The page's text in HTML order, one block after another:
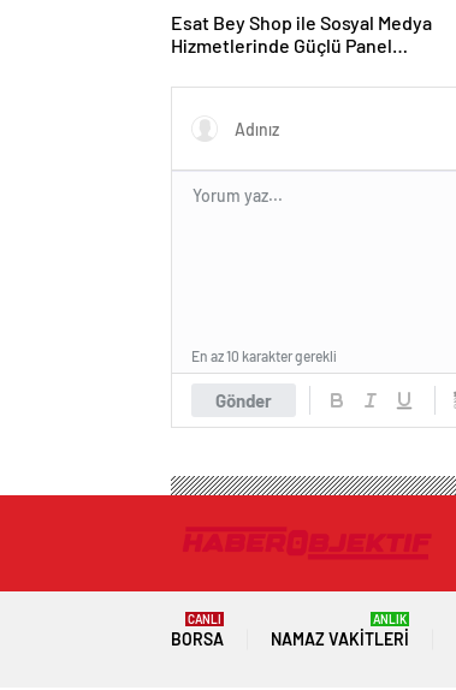
Esat Bey Shop ile Sosyal Medya
Hizmetlerinde Güçlü Panel
Gönder
En az 10 karakter gerekli
BORSA
CANLI
NAMAZ VAKITLERI
ANLIK